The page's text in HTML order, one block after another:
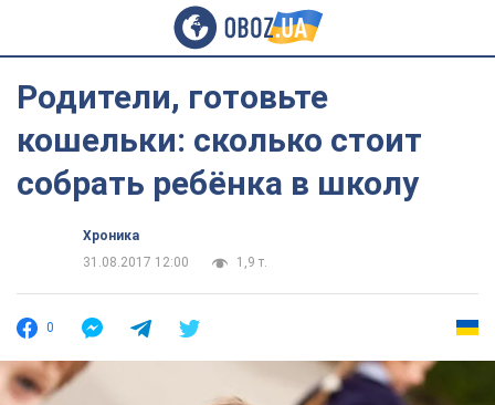
Родители, готовьте
кошельки: сколько стоит
собрать ребёнка в школу
Хроника
31.08.2017 12:00
1,9 т.
0